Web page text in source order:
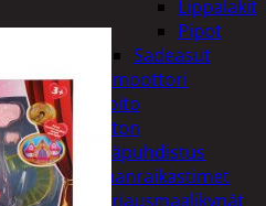
Lippalakit
Pipot
Sadeasut
Auto, vene ja moottori
Autonhoito
Auton
sisäpuhdistus
Ilmanraikastimet
Korjausmaalikynät